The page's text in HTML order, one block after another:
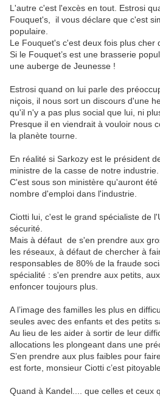
L'autre c'est l'excès en tout. Estrosi
Fouquet's,
il vous déclare que c'est
populaire.
L e Fouquet's c'est deux fois plus cher
Si le Fouquet’s est une brasserie
une auberge de Jeunesse !
Estrosi quand on lui parle des
niçois, il nous sort un discours d'une
qu'il n'y a pas plus social que lui, ni
Presque il en viendrait à vouloir nous
la planète tourne.
En réalité si Sarkozy est le président
ministre de la casse de notre industrie.
C'est sous son ministère qu'auront été
nombre d'emploi dans l'industrie.
Ciotti lui c'est le grand spécialiste de
sécurité.
Mais à défaut de s'en prendre aux
les réseaux à défaut de chercher à
responsables de 80% de la fraude
spécialité : s'en prendre aux petits aux
enfoncer toujours plus
A l’image des familles les plus en
seules avec des enfants et des petits
Au lieu de les aider à sortir de leur
allocations les plongeant dans une
S’en prendre aux plus faibles pour
est forte, monsieur Ciotti c’est
Quand à Kandel.... que celles et ceux